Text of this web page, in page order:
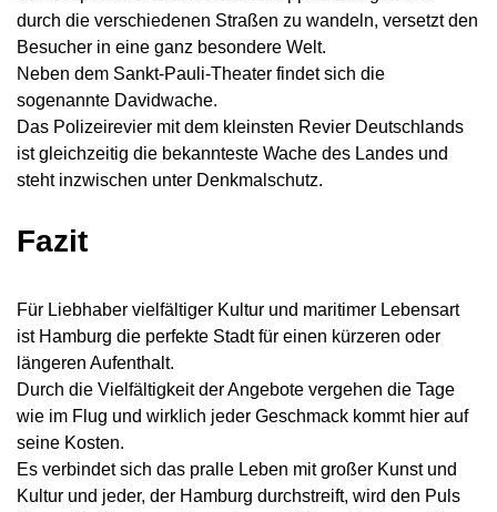
durch die verschiedenen Straßen zu wandeln, versetzt den
Besucher in eine ganz besondere Welt.
Neben dem Sankt-Pauli-Theater findet sich die
sogenannte Davidwache.
Das Polizeirevier mit dem kleinsten Revier Deutschlands
ist gleichzeitig die bekannteste Wache des Landes und
steht inzwischen unter Denkmalschutz.
Fazit
Für Liebhaber vielfältiger Kultur und maritimer Lebensart
ist Hamburg die perfekte Stadt für einen kürzeren oder
längeren Aufenthalt.
Durch die Vielfältigkeit der Angebote vergehen die Tage
wie im Flug und wirklich jeder Geschmack kommt hier auf
seine Kosten.
Es verbindet sich das pralle Leben mit großer Kunst und
Kultur und jeder, der Hamburg durchstreift, wird den Puls